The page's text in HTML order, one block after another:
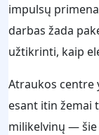
impulsų
darbas žada
užtikrinti, kaip
Atraukos centre
esant itin žemai
milikelvinų —